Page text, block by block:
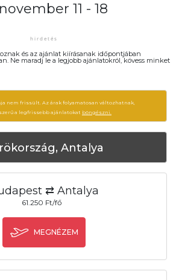
november 11 - 18
és az ajánlat kiírásanak időpontjában
Ne maradj le a legjobb ajánlatokról, kövess minket
nem frissült. Az árak folyamatosan változhatnak,
a legfrissebb ajánlatokat böngészni.
Antalya
⇄ Antalya
61.250 Ft/fő
MEGNÉZEM